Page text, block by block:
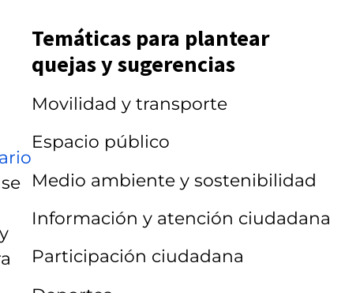
Temáticas para plantear
quejas y sugerencias
Movilidad y transporte
Espacio público
Medio ambiente y sostenibilidad
Información y atención ciudadana
Participación ciudadana